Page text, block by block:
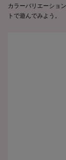
カラーバリエーショ
トで遊んでみよう。